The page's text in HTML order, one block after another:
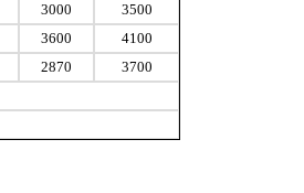
3000
3500
3600 4100
2870
3700